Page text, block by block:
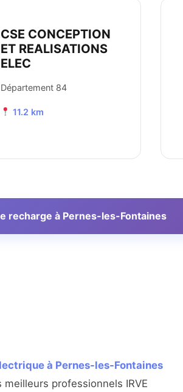
CSE CONCEPTION
ET REALISATIONS
ELEC
Département 84
11.2 km
recharge à Pernes-les-Fontaines
à Pernes-les-Fontaines
professionnels IRVE